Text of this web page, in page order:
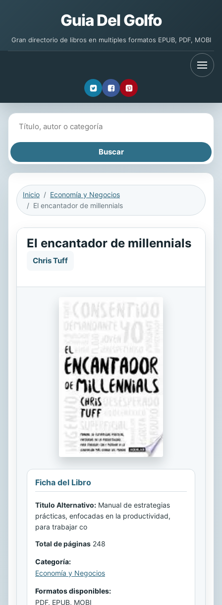
Guia Del Golfo
Gran directorio de libros en multiples formatos EPUB, PDF, MOBI
Inicio
Economía y Negocios
El encantador de millennials
El encantador de millennials
Chris Tuff
Ficha del Libro
Titulo Alternativo: Manual de estrategias
prácticas, enfocadas en la productividad,
para trabajar co
Total de páginas 248
Categoría:
Economía y Negocios
Formatos disponibles:
PDF, EPUB, MOBI